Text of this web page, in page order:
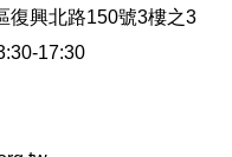
復興北路150號3樓之3
17:30